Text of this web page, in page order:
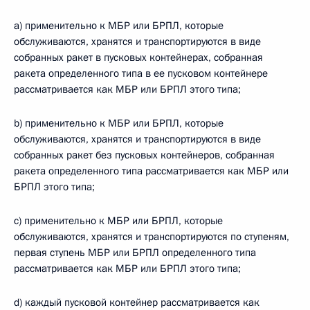
а) применительно к МБР или БРПЛ, которые
обслуживаются, хранятся и транспортируются в виде
собранных ракет в пусковых контейнерах, собранная
ракета определенного типа в ее пусковом контейнере
рассматривается как МБР или БРПЛ этого типа;
b) применительно к МБР или БРПЛ, которые
обслуживаются, хранятся и транспортируются в виде
собранных ракет без пусковых контейнеров, собранная
ракета определенного типа рассматривается как МБР или
БРПЛ этого типа;
с) применительно к МБР или БРПЛ, которые
обслуживаются, хранятся и транспортируются по ступеням,
первая ступень МБР или БРПЛ определенного типа
рассматривается как МБР или БРПЛ этого типа;
d) каждый пусковой контейнер рассматривается как